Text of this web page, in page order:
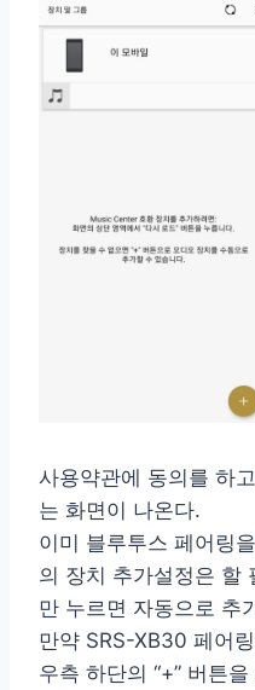
사용약관에 동의를 하
는 화면이 나온다.
이미 블루투스 페어링
의 장치 추가설정은 할
만 누르면 자동으로 추
만약 SRS-XB30 페어
우측 하단의 “+” 버튼